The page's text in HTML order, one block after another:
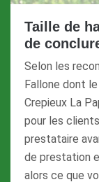
Taille de
de
Selon les
Fallone dont
Crepieux La
pour les
prestataire
de prestation
alors ce que